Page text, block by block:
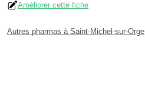
Améliorer cette fiche
Autres pharmas à Saint-Michel-sur-Orge